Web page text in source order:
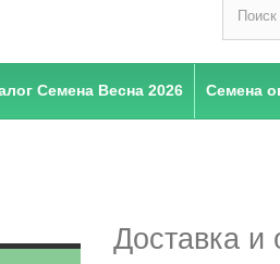
Семена Весна 2026 Семена
Доставка и